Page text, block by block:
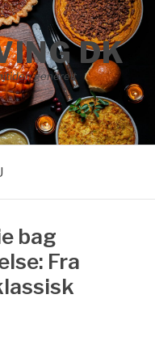
DK
generelt
bag
Fra